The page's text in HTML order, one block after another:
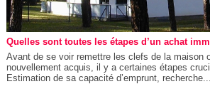
Quelles sont toutes les étapes d’un achat
Avant de se voir remettre les clefs de la maison
nouvellement acquis, il y a certaines étapes
Estimation de sa capacité d’emprunt, recherche...